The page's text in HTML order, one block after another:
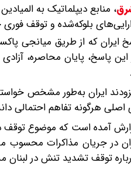
، منابع دیپلماتیک به
بلوکه‌شده و توقف
که از طریق میانجی
این پاسخ، پایان محاصره،
ایران به‌طور مشخص
اصلی هرگونه تفاهم احتمالی
آمده است که موضوع توقف
در جریان مذاکرات
توقف تشدید تنش در